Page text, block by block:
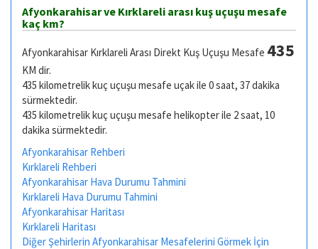
Afyonkarahisar ve Kırklareli arası kuş uçuşu mesafe
kaç km?
Afyonkarahisar Kırklareli Arası Direkt Kuş Uçuşu Mesafe 435
KM dir.
435 kilometrelik kuç uçuşu mesafe uçak ile 0 saat, 37 dakika
sürmektedir.
435 kilometrelik kuç uçuşu mesafe helikopter ile 2 saat, 10
dakika sürmektedir.
Afyonkarahisar Rehberi
Kırklareli Rehberi
Afyonkarahisar Hava Durumu Tahmini
Kırklareli Hava Durumu Tahmini
Afyonkarahisar Haritası
Kırklareli Haritası
Diğer Şehirlerin Afyonkarahisar Mesafelerini Görmek İçin